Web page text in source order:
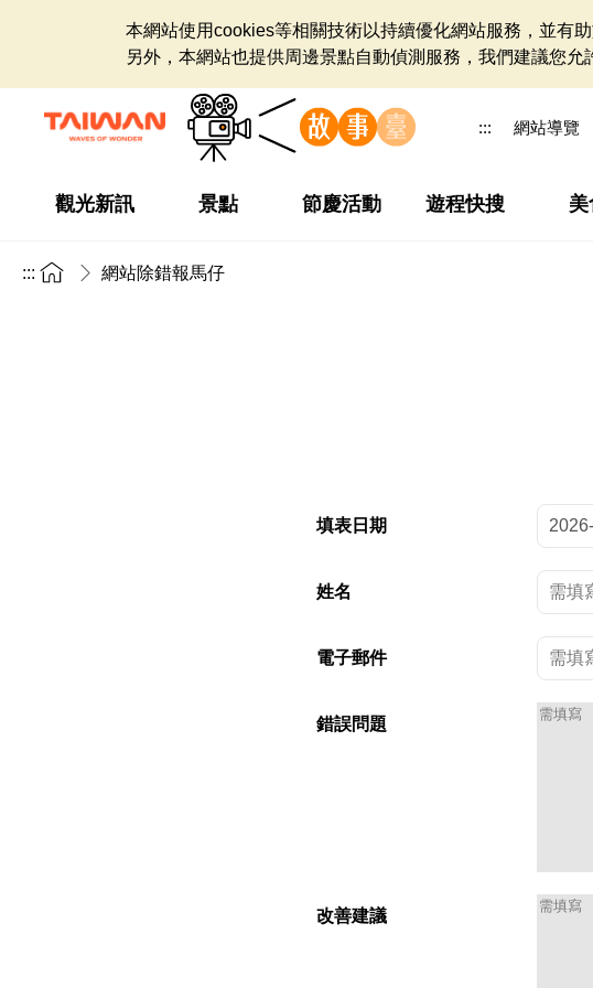
本網站使用cookies等相關技術以持續優化網站服務，並有
另外，本網站也提供周邊景點自動偵測服務，我們建議您
::: 網站導覽
觀光新訊 景點 節慶活動 遊程快搜 美
::: 網站除錯報馬仔
填表日期
姓名
電子郵件
錯誤問題
改善建議